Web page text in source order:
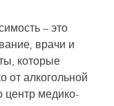
– это
врачи и
которые
от алкогольной
центр медико-